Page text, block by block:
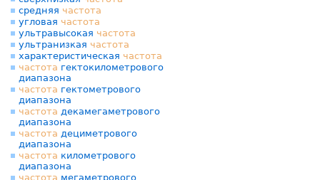
средняя частота
угловая частота
ультравысокая частота
ультранизкая частота
характеристическая частота
частота гектокилометрового
диапазона
частота гектометрового
диапазона
частота декамегаметрового
диапазона
частота дециметрового
диапазона
частота километрового
диапазона
частота мегаметрового